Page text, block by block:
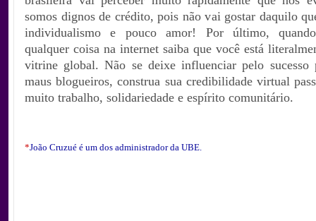
somos dignos de crédito, pois não vai gostar daquilo
individualismo e pouco amor! Por último,
qualquer coisa na internet saiba que você está
vitrine global. Não se deixe influenciar pelo sucesso
maus blogueiros, construa sua credibilidade virtual
muito trabalho, solidariedade e espírito comunitário.
*João Cruzué é um dos administrador da UBE.